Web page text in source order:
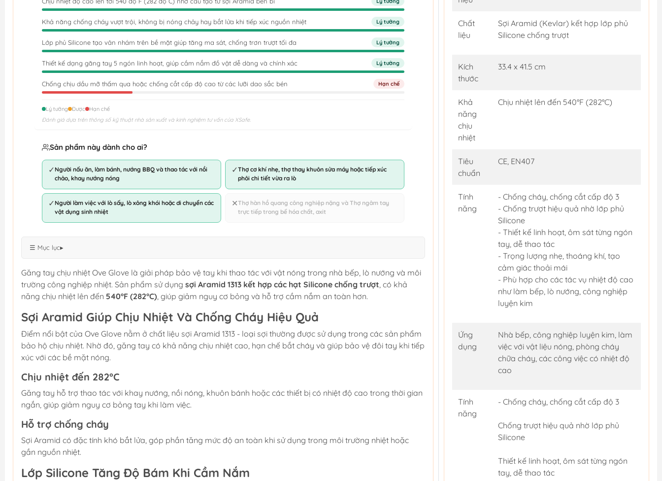
Khả năng chống cháy vượt trội, không bị nóng chảy hay bắt lửa khi tiếp xúc nguồn nhiệt Lý tưởng
Lớp phủ Silicone tạo vân nhám trên bề mặt giúp tăng ma sát, chống trơn trượt tối đa Lý tưởng
Thiết kế dạng găng tay 5 ngón linh hoạt, giúp cầm nắm đồ vật dễ dàng và chính xác Lý tưởng
Chống chịu dầu mỡ thấm qua hoặc chống cắt cấp độ cao từ các lưỡi dao sắc bén Hạn chế
Lý tưởng Được
Hạn chế
Đánh giá dựa trên thông số kỹ thuật nhà sản xuất và kinh nghiệm tư vấn của XSafe.
Sản phẩm này dành cho ai?
✓ Người nấu ăn, làm bánh, nướng BBQ và thao tác với nồi
chảo, khay nướng nóng
✓Thợ cơ khí nhẹ, thợ thay khuôn sửa máy hoặc tiếp xúc
phôi chi tiết vừa ra lò
✓ Người làm việc với lò sấy, lò xông khói hoặc di chuyển các
vật dụng sinh nhiệt
✕Thợ hàn hồ quang công nghiệp nặng và Thợ ngâm tay
trực tiếp trong bể hóa chất, axit
☰ Mục lục▸
Găng tay chịu nhiệt Ove Glove là giải pháp bảo vệ tay khi thao tác với vật nóng trong nhà bếp, lò nướng và môi
trường công nghiệp nhiệt. Sản phẩm sử dụng sợi Aramid 1313 kết hợp các hạt Silicone chống trượt, có khả
năng chịu nhiệt lên đến 540°F (282°C), giúp giảm nguy cơ bỏng và hỗ trợ cầm nắm an toàn hơn.
Sợi Aramid Giúp Chịu Nhiệt Và Chống Cháy Hiệu Quả
Điểm nổi bật của Ove Glove nằm ở chất liệu sợi Aramid 1313 - loại sợi thường được sử dụng trong các sản phẩm
bảo hộ chịu nhiệt. Nhờ đó, găng tay có khả năng chịu nhiệt cao, hạn chế bắt cháy và giúp bảo vệ đôi tay khi tiếp
xúc với các bề mặt nóng.
Chịu nhiệt đến 282°C
Găng tay hỗ trợ thao tác với khay nướng, nồi nóng, khuôn bánh hoặc các thiết bị có nhiệt độ cao trong thời gian
ngắn, giúp giảm nguy cơ bỏng tay khi làm việc.
Hỗ trợ chống cháy
Sợi Aramid có đặc tính khó bắt lửa, góp phần tăng mức độ an toàn khi sử dụng trong môi trường nhiệt hoặc
gần nguồn nhiệt.
Lớp Silicone Tăng Độ Bám Khi Cầm Nắm
Chất
liệu
Sợi Aramid (Kevlar) kết hợp lớp phủ
Silicone chống trượt
Kích
thước
33.4 x 41.5 cm
Khả
năng
chịu
nhiệt
Chịu nhiệt lên đến 540°F (282°C)
Tiêu
chuẩn
CE, EN407
Tính
năng
- Chống cháy, chống cắt cấp độ 3
- Chống trượt hiệu quả nhờ lớp phủ
Silicone
- Thiết kế linh hoạt, ôm sát từng ngón
tay, dễ thao tác
- Trọng lượng nhẹ, thoáng khí, tạo
cảm giác thoải mái
- Phù hợp cho các tác vụ nhiệt độ cao
như làm bếp, lò nướng, công nghiệp
luyện kim
Ứng
dụng
Nhà bếp, công nghiệp luyện kim, làm
việc với vật liệu nóng, phòng cháy
chữa cháy, các công việc có nhiệt độ
cao
Tính
năng
- Chống cháy, chống cắt cấp độ 3
Chống trượt hiệu quả nhờ lớp phủ
Silicone
Thiết kế linh hoạt, ôm sát từng ngón
tay, dễ thao tác